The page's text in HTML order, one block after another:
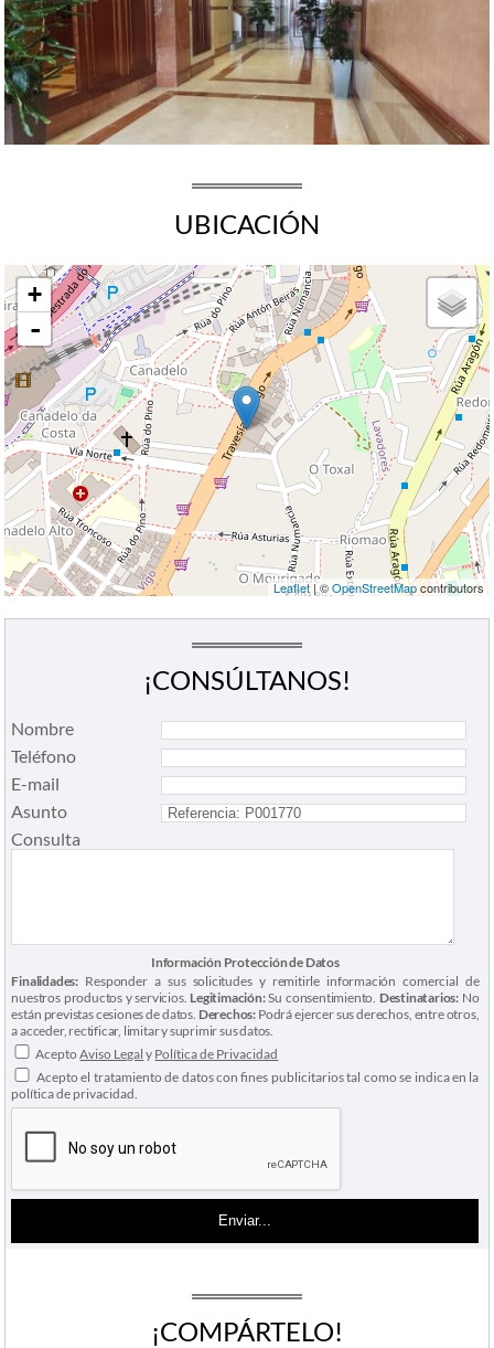
UBICACIÓN
+
-
Leaflet| ©OpenStreetMapcontributors
¡COMPÁRTELO!
¡CONSÚLTANOS!
Nombre
Teléfono
E-mail
Asunto
Consulta
Información Protección de Datos
Finalidades: Responder a sus solicitudes y remitirle información comercial de
nuestros productos y servicios. Legitimación:Su consentimiento. Destinatarios:No
están previstas cesiones de datos. Derechos: Podrá ejercer sus derechos, entre otros,
a acceder, rectificar, limitar y suprimir sus datos.
AceptoAviso Legal y Política de Privacidad
Acepto el tratamiento de datos con fines publicitarios tal como se indica en la
política de privacidad.